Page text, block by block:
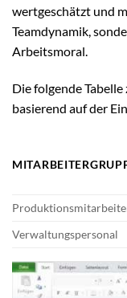
wertgeschätzt und
Teamdynamik,
Arbeitsmoral.
Die folgende
basierend auf der
Verwaltungspersonal